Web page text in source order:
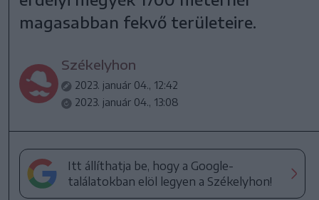
magasabban fekvő területeire.
Székelyhon
2023. január 04., 12:42
2023. január 04., 13:08
Itt állíthatja be, hogy a Google-
találatokban elöl legyen a Székelyhon!